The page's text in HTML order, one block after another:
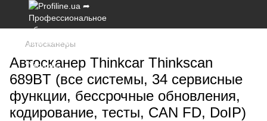
Автосканеры
Автосканер Thinkcar Thinkscan
689BT (все системы, 34 сервисные
функции, бессрочные обновления,
кодирование, тесты, CAN FD, DoIP)